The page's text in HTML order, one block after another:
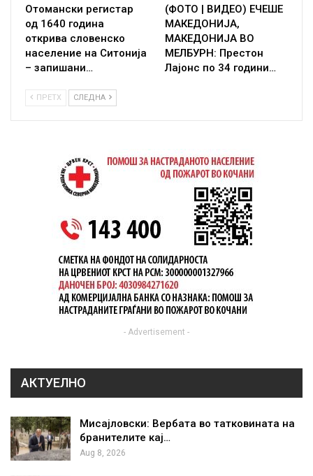
Отомански регистар
од 1640 година
открива словенско
население на Ситонија
– запишани…
(ФОТО | ВИДЕО) ЕЧЕШЕ
МАКЕДОНИЈА,
МАКЕДОНИЈА ВО
МЕЛБУРН: Престон
Лајонс по 34 години…
ПРЕТХ СЛЕДНА
- Advertisement -
АКТУЕЛНО
Мисајловски: Вербата во татковината на
бранителите кај…
Aug 8, 2026